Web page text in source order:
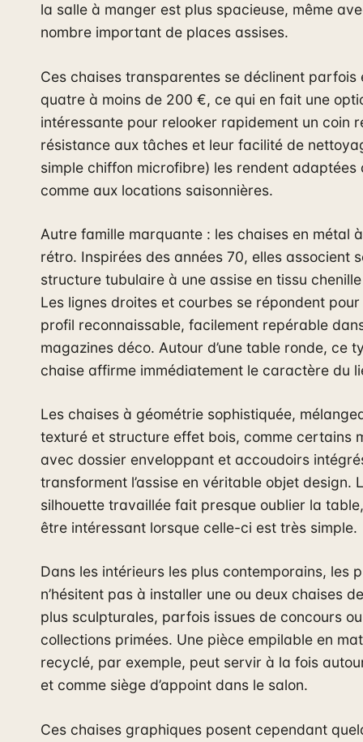
la salle à manger est plus spacieuse, même
nombre important de places assises.
Ces chaises transparentes se déclinent parfois
quatre à moins de 200 €, ce qui en fait une
intéressante pour relooker rapidement un coin
résistance aux tâches et leur facilité de
simple chiffon microfibre) les rendent adaptées
comme aux locations saisonnières.
Autre famille marquante : les chaises en métal à
rétro. Inspirées des années 70, elles associent
structure tubulaire à une assise en tissu
Les lignes droites et courbes se répondent
profil reconnaissable, facilement repérable
magazines déco. Autour d’une table ronde, ce
chaise affirme immédiatement le caractère du
Les chaises à géométrie sophistiquée,
texturé et structure effet bois, comme certains
avec dossier enveloppant et accoudoirs
transforment l’assise en véritable objet design.
silhouette travaillée fait presque oublier la
être intéressant lorsque celle-ci est très simple.
Dans les intérieurs les plus contemporains, les
n’hésitent pas à installer une ou deux chaises
plus sculpturales, parfois issues de concours
collections primées. Une pièce empilable en
recyclé, par exemple, peut servir à la fois
et comme siège d’appoint dans le salon.
Ces chaises graphiques posent cependant